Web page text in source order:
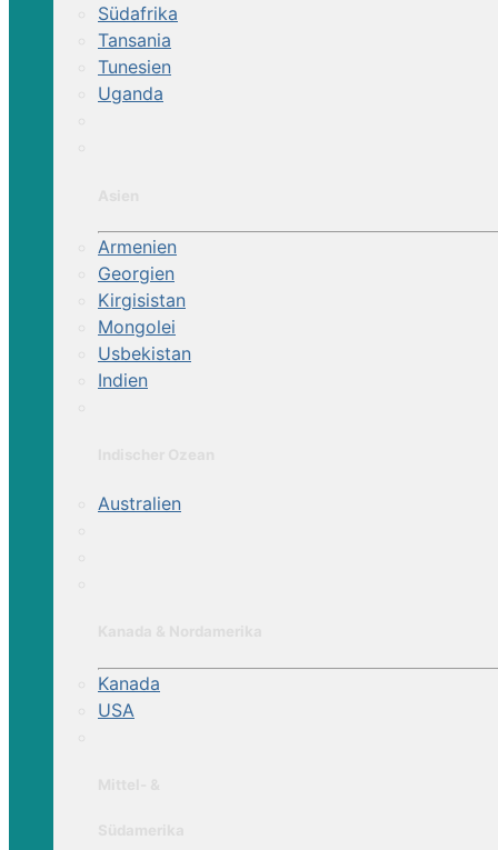
Südafrika
Tansania
Tunesien
Uganda
Armenien
Georgien
Kirgisistan
Mongolei
Usbekistan
Indien
Australien
Kanada
USA